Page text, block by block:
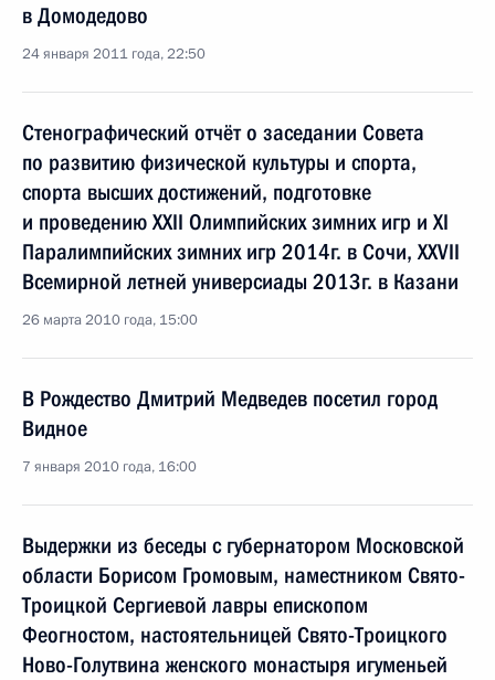
в Домодедово
24 января 2011 года, 22:50
Стенографический отчёт о заседании Совета
по развитию физической культуры и спорта,
спорта высших достижений, подготовке
и проведению XXII Олимпийских зимних игр и XI
Паралимпийских зимних игр 2014г. в Сочи, XXVII
Всемирной летней универсиады 2013г. в Казани
26 марта 2010 года, 15:00
В Рождество Дмитрий Медведев посетил город
Видное
7 января 2010 года, 16:00
Выдержки из беседы с губернатором Московской
области Борисом Громовым, наместником Свято-
Троицкой Сергиевой лавры епископом
Феогностом, настоятельницей Свято-Троицкого
Ново-Голутвина женского монастыря игуменьей